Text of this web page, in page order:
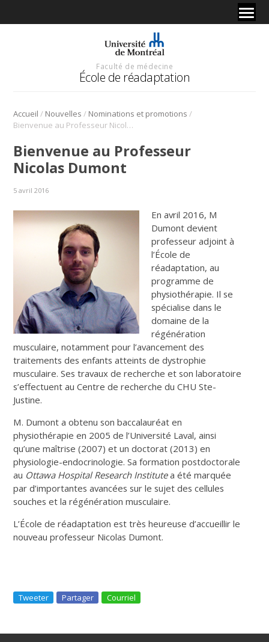
Faculté de médecine
École de réadaptation
Accueil / Nouvelles / Nominations et promotions /
Bienvenue au Professeur Nicolas Dumont
Bienvenue au Professeur
Nicolas Dumont
5 avril 2016
En avril 2016, M
Dumont devient
professeur adjoint à
l’École de
réadaptation, au
programme de
physiothérapie. Il se
spécialise dans le
domaine de la
régénération
musculaire, notamment pour l’avancement des
traitements des enfants atteints de dystrophie
musculaire. Ses travaux de recherche et son laboratoire
s’effectuent au Centre de recherche du CHU Ste-
Justine.
M. Dumont a obtenu son baccalauréat en
physiothérapie en 2005 de l’Université Laval, ainsi
qu’une maîtrise (2007) et un doctorat (2013) en
physiologie-endocrinologie. Sa formation postdoctorale
au Ottawa Hospital Research Institutea été marquée
par d’importantes avancées sur le sujet des cellules
souches et la régénération musculaire.
L’École de réadaptation est très heureuse d’accueillir le
nouveau professeur Nicolas Dumont.
Tweeter Partager Courriel